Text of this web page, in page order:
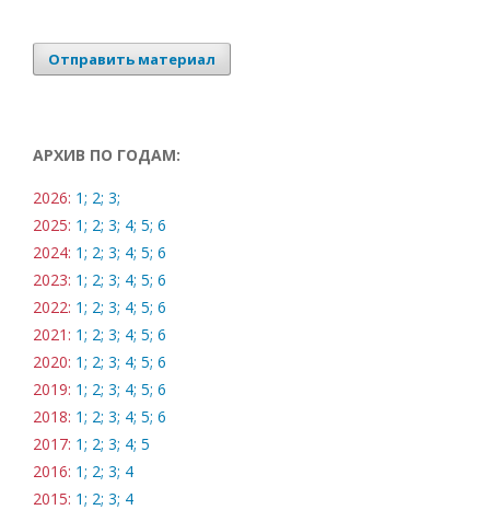
Отправить материал
АРХИВ ПО ГОДАМ:
2026: 1; 2; 3;
2025: 1; 2; 3; 4; 5; 6
2024: 1; 2; 3; 4; 5; 6
2023: 1; 2; 3; 4; 5; 6
2022: 1; 2; 3; 4; 5; 6
2021: 1; 2; 3; 4; 5; 6
2020: 1; 2; 3; 4; 5; 6
2019: 1; 2; 3; 4; 5; 6
2018: 1; 2; 3; 4; 5; 6
2017: 1; 2; 3; 4; 5
2016: 1; 2; 3; 4
2015: 1; 2; 3; 4